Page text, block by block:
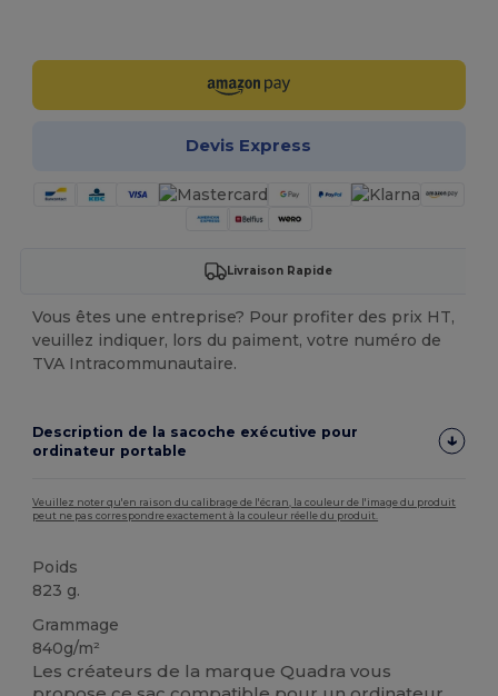
Devis Express
Livraison Rapide
Vous êtes une entreprise? Pour profiter des prix HT,
veuillez indiquer, lors du paiment, votre numéro de
TVA Intracommunautaire.
Description de la sacoche exécutive pour
ordinateur portable
Veuillez noter qu'en raison du calibrage de l'écran, la couleur de l'image du produit
peut ne pas correspondre exactement à la couleur réelle du produit.
Poids
823 g.
Grammage
840g/m²
Les créateurs de la marque Quadra vous